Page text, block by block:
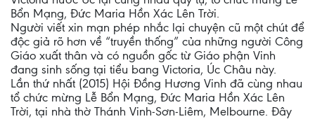
Bổn Mạng, Đức Maria Hồn Xác Lên Trời.
Người viết xin mạn phép nhắc lại chuyện cũ một chút để
độc giả rõ hơn về “truyền thống” của những người Công
Giáo xuất thân và có nguồn gốc từ Giáo phận Vinh
đang sinh sống tại tiểu bang Victoria, Úc Châu này.
Lần thứ nhất (2015) Hội Đồng Hương Vinh đã cùng nhau
tổ chức mừng Lễ Bổn Mạng, Đức Maria Hồn Xác Lên
Trời, tại nhà thờ Thánh Vinh-Sơn-Liêm, Melbourne. Đây